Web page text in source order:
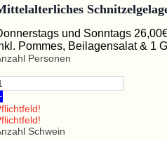
und Sonntags
Pommes, Beilagensalat & 1
Personen
Schwein